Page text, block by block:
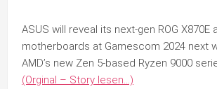
ASUS will reveal its next-gen ROG X870E
motherboards at Gamescom 2024 next
AMD’s new Zen 5-based Ryzen 9000
(Orginal – Story lesen…)